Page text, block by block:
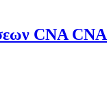
CNA CNA